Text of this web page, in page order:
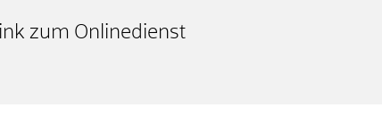
zum Onlinedienst